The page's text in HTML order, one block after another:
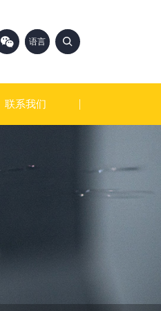
语言
中文 English
联系我们